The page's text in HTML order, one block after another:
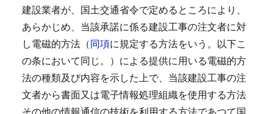
建設業者が、国土交通省令で定めるところにより、
あらかじめ、当該承諾に係る建設工事の注文者に対
し電磁的方法（同項に規定する方法をいう。以下こ
の条において同じ。）による提供に用いる電磁的方
法の種類及び内容を示した上で、当該建設工事の注
文者から書面又は電子情報処理組織を使用する方法